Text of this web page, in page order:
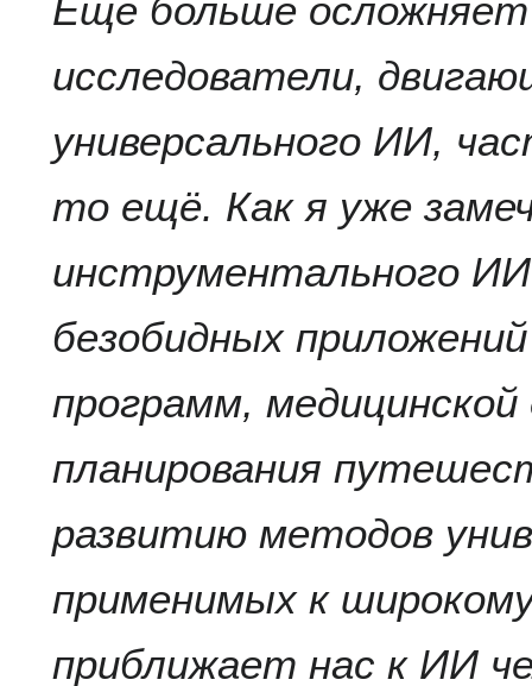
Ещё больше
исследователи,
универсального ИИ,
то ещё. Как я уже
инструментального
безобидных
программ,
планирования
развитию методов
применимых к
приближает нас к ИИ